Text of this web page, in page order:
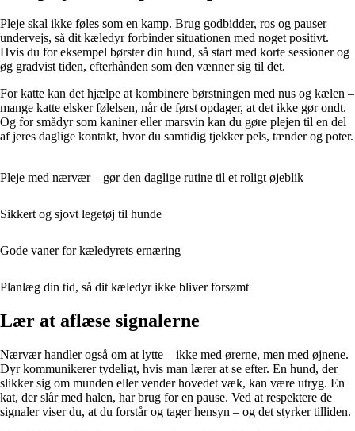
Pleje skal ikke føles som en kamp. Brug godbidder, ros og pauser
undervejs, så dit kæledyr forbinder situationen med noget positivt.
Hvis du for eksempel børster din hund, så start med korte sessioner og
øg gradvist tiden, efterhånden som den vænner sig til det.
For katte kan det hjælpe at kombinere børstningen med nus og kælen –
mange katte elsker følelsen, når de først opdager, at det ikke gør ondt.
Og for smådyr som kaniner eller marsvin kan du gøre plejen til en del
af jeres daglige kontakt, hvor du samtidig tjekker pels, tænder og poter.
Pleje med nærvær – gør den daglige rutine til et roligt øjeblik
Sikkert og sjovt legetøj til hunde
Gode vaner for kæledyrets ernæring
Planlæg din tid, så dit kæledyr ikke bliver forsømt
Lær at aflæse signalerne
Nærvær handler også om at lytte – ikke med ørerne, men med øjnene.
Dyr kommunikerer tydeligt, hvis man lærer at se efter. En hund, der
slikker sig om munden eller vender hovedet væk, kan være utryg. En
kat, der slår med halen, har brug for en pause. Ved at respektere de
signaler viser du, at du forstår og tager hensyn – og det styrker tilliden.